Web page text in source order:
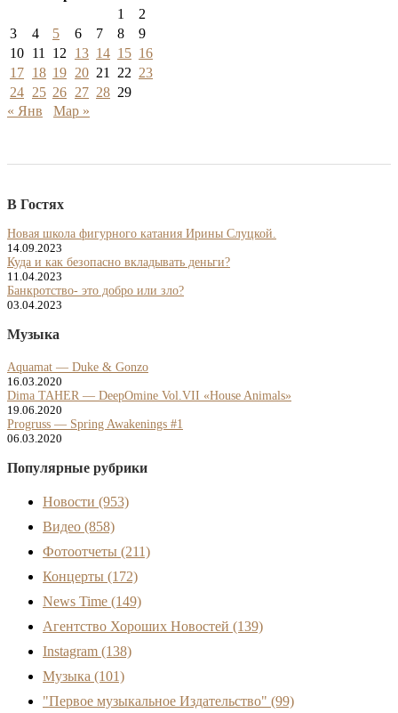
1
2
3
4 5 6 7 8
9
10 11 12 13 14 15 16
17 18 19 20 21 22 23
24 25 26 27 28 29
« Янв
Мар »
В Гостях
Новая школа фигурного катания Ирины Слуцкой.
14.09.2023
Куда и как безопасно вкладывать деньги?
11.04.2023
Банкротство- это добро или зло?
03.04.2023
Музыка
Aquamat — Duke & Gonzo
16.03.2020
Dima TAHER — DeepOmine Vol.VII «House Animals»
19.06.2020
Progruss — Spring Awakenings #1
06.03.2020
Популярные рубрики
Новости (953)
Видео (858)
Фотоотчеты (211)
Концерты (172)
News Time (149)
Агентство Хороших Новостей (139)
Instagram (138)
Музыка (101)
"Первое музыкальное Издательство" (99)